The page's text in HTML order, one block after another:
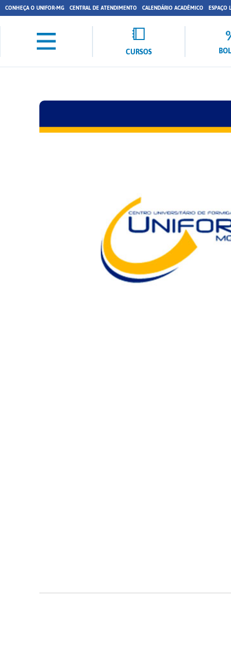
CONHEÇA O UNIFOR-MG CENTRAL DE ATENDIMENTO CALENDÁRIO ACADÊMICO ESPAÇO
CURSOS